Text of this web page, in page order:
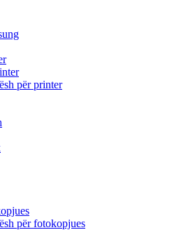
për printer
për fotokopjues